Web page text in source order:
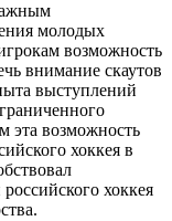
молодых
возможность
внимание скаутов
выступлений
эта возможность
хоккея в
хоккея